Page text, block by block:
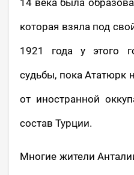
которая взяла под
1921 года у этого
судьбы, пока Ататюрк
от иностранной
состав Турции.
Многие жители